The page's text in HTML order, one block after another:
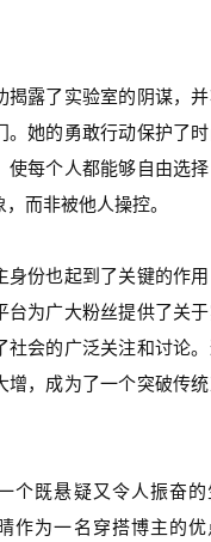
揭露了实验室的阴谋，
。她的勇敢行动保护了
使每个人都能够自由选
而非被他人操控。
身份也起到了关键的作用
台为广大粉丝提供了关
社会的广泛关注和讨论
增，成为了一个突破传
个既悬疑又令人振奋的
作为一名穿搭博主的优